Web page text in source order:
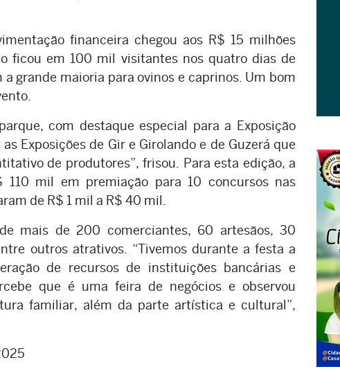
financeira chegou aos R$ 15 milhões
ficou em 100 mil visitantes nos quatro dias de
grande maioria para ovinos e caprinos. Um bom
com destaque especial para a Exposição
Exposições de Gir e Girolando e de Guzerá que
de produtores”, frisou. Para esta edição, a
mil em premiação para 10 concursos nas
de R$ 1 mil a R$ 40 mil.
mais de 200 comerciantes, 60 artesãos, 30
outros atrativos. “Tivemos durante a festa a
de recursos de instituições bancárias e
que é uma feira de negócios e observou
familiar, além da parte artística e cultural”,